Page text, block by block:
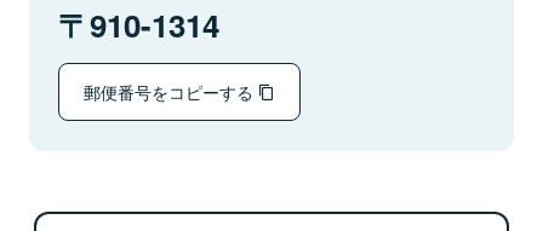
910-1314
郵便番号をコピーする